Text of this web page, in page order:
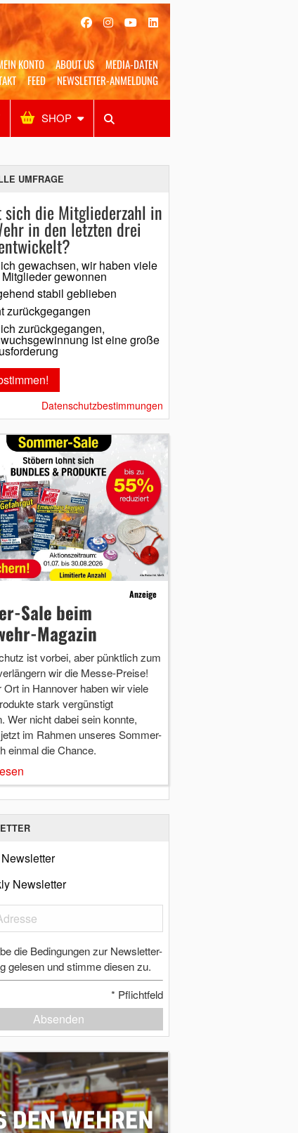
KONTO ABOUT US
MEDIA-DATEN
FEED NEWSLETTER-ANMELDUNG
SHOP
Shop SUCHEN
UMFRAGE
sich die Mitgliederzahl in
in den letzten drei
gewachsen, wir haben viele
gewonnen
stabil geblieben
zurückgegangen
zurückgegangen,
ist eine große
Datenschutzbestimmungen
Anzeige
Sale beim
Magazin
ist vorbei, aber pünktlich zum
wir die Messe-Preise!
Ort in Hannover haben wir viele
stark vergünstigt
Wer nicht dabei sein konnte,
im Rahmen unseres Sommer-
einmal die Chance.
Newsletter
die Bedingungen zur Newsletter-
gelesen und stimme diesen zu.
* Pflichtfeld
Absenden